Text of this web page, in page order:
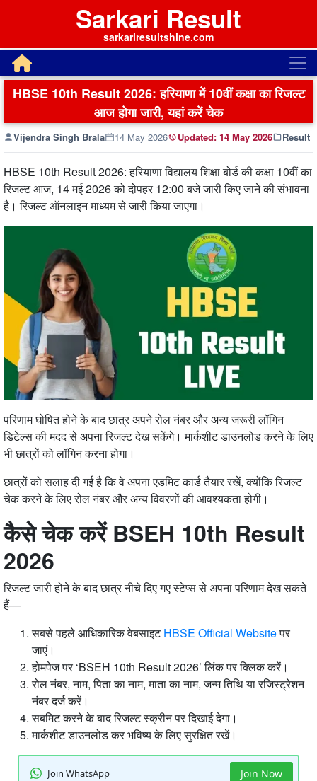
Sarkari Result
sarkariresultshine.com
HBSE 10th Result 2026: हरियाणा में 10वीं कक्षा का रिजल्ट
आज होगा जारी, यहां करें चेक
Vijendra Singh Brala 14 May 2026 Updated: 14 May 2026 Result
HBSE 10th Result 2026: हरियाणा विद्यालय शिक्षा बोर्डकी कक्षा 10वीं का
रिजल्ट आज, 14 मई 2026 को दोपहर 12:00 बजे जारी किए जाने की संभावना
है। रिजल्ट ऑनलाइन माध्यम से जारी किया जाएगा।
परिणाम घोषित होने के बाद छात्र अपने रोल नंबर और अन्य जरूरी लॉगिन
डिटेल्स की मदद से अपना रिजल्ट देख सकेंगे। मार्कशीट डाउनलोड करने के लिए
भी छात्रों को लॉगिन करना होगा।
छात्रों को सलाह दी गई है कि वे अपना एडमिट कार्ड तैयार रखें, क्योंकि रिजल्ट
चेक करने के लिए रोल नंबर और अन्य विवरणों की आवश्यकता होगी।
कैसे चेक करें BSEH 10th Result
2026
रिजल्ट जारी होने के बाद छात्र नीचे दिए गए स्टेप्स से अपना परिणाम देख सकते
हैं—
सबसे पहले आधिकारिक वेबसाइटHBSE Official Websiteपर
जाएं।
होमपेज पर ‘BSEH 10th Result 2026’ लिंक पर क्लिक करें।
रोल नंबर, नाम, पिता का नाम, माता का नाम, जन्म तिथि या रजिस्ट्रेशन
नंबर दर्ज करें।
सबमिट करने के बाद रिजल्ट स्क्रीन पर दिखाई देगा।
मार्कशीट डाउनलोड कर भविष्य के लिए सुरक्षित रखें।
Join WhatsApp Join Now